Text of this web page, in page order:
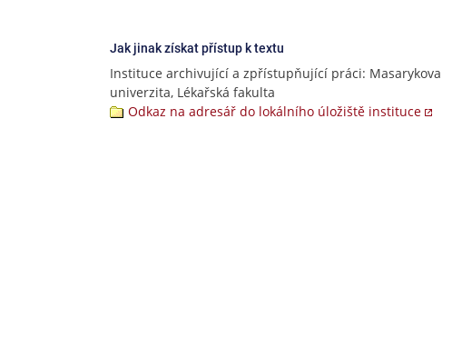
Jak jinak získat přístup k textu
Instituce archivující a zpřístupňující práci: Masarykova
univerzita, Lékařská fakulta
Odkaz na adresář do lokálního úložiště instituce